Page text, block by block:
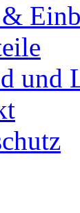
und